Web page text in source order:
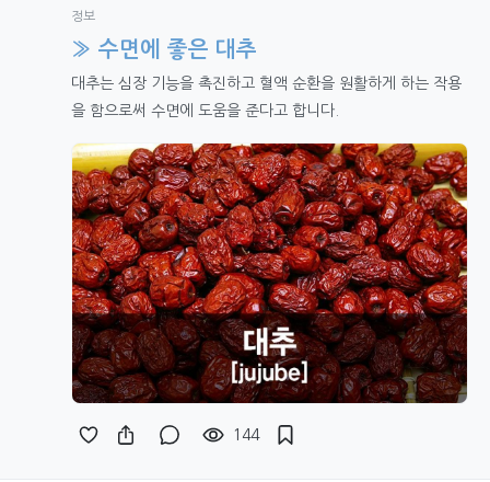
정보
» 수면에 좋은 대추
대추는 심장 기능을 촉진하고 혈액 순환을 원활하게 하는 작용
을 함으로써 수면에 도움을 준다고 합니다.
144